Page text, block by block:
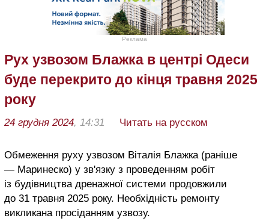
Реклама
Рух узвозом Блажка в центрі Одеси
буде перекрито до кінця травня 2025
року
24 грудня 2024, 14:31 Читать на русском
Обмеження руху узвозом Віталія Блажка (раніше
— Маринеско) у зв'язку з проведенням робіт
із будівництва дренажної системи продовжили
до 31 травня 2025 року. Необхідність ремонту
викликана просіданням узвозу.